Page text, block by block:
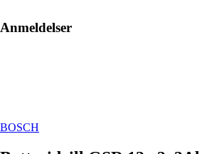
Anmeldelser
BOSCH